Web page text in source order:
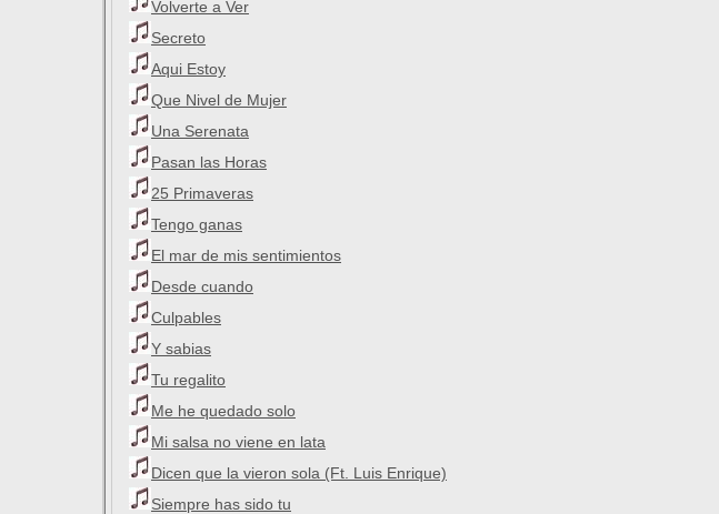
Volverte a Ver
Secreto
Aqui Estoy
Que Nivel de Mujer
Una Serenata
Pasan las Horas
25 Primaveras
Tengo ganas
El mar de mis sentimientos
Desde cuando
Culpables
Y sabias
Tu regalito
Me he quedado solo
Mi salsa no viene en lata
Dicen que la vieron sola (Ft. Luis Enrique)
Siempre has sido tu